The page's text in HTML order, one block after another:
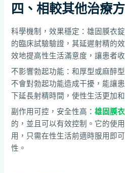
四、相較其他治療
科學機制，效果穩定：雄固膜衣
的臨床試驗驗證，其延遲射精的
效地提高性生活滿意度，讓患者
不影響勃起功能：和厚型或麻醉
不會對勃起功能造成干擾，能讓
下延長射精時間，使性生活更加
副作用可控，安全性高：雄固膜
的，並且可以有效控制。它的使
用，只需在性生活前適時服用即
性。